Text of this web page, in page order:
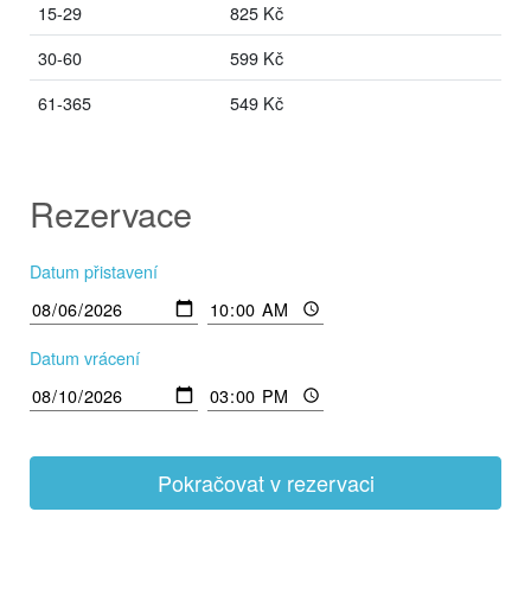
15-29
825 Kč
30-60
599 Kč
61-365
549 Kč
Rezervace
Datum přistavení
Datum vrácení
Pokračovat v rezervaci